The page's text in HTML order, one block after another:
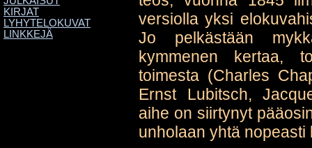
KIRJAT
LYHYTELOKUVAT
LINKKEJÄ
versiolla yksi
Jo pelkästään
kymmenen kertaa,
toimesta (Charles
Ernst Lubitsch,
aihe on siirtynyt
unholaan yhtä